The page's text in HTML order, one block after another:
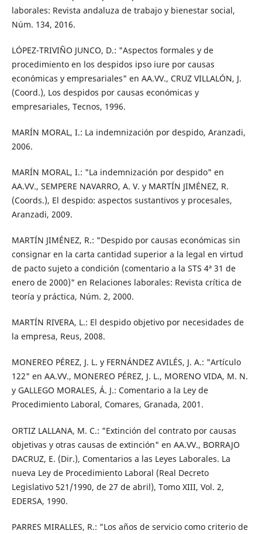
laborales: Revista andaluza de trabajo y bienestar social,
Núm. 134, 2016.
LÓPEZ-TRIVIÑO JUNCO, D.: "Aspectos formales y de
procedimiento en los despidos ipso iure por causas
económicas y empresariales" en AA.VV., CRUZ VILLALÓN, J.
(Coord.), Los despidos por causas económicas y
empresariales, Tecnos, 1996.
MARÍN MORAL, I.: La indemnización por despido, Aranzadi,
2006.
MARÍN MORAL, I.: "La indemnización por despido" en
AA.VV., SEMPERE NAVARRO, A. V. y MARTÍN JIMÉNEZ, R.
(Coords.), El despido: aspectos sustantivos y procesales,
Aranzadi, 2009.
MARTÍN JIMÉNEZ, R.: "Despido por causas económicas sin
consignar en la carta cantidad superior a la legal en virtud
de pacto sujeto a condición (comentario a la STS 4ª 31 de
enero de 2000)" en Relaciones laborales: Revista crítica de
teoría y práctica, Núm. 2, 2000.
MARTÍN RIVERA, L.: El despido objetivo por necesidades de
la empresa, Reus, 2008.
MONEREO PÉREZ, J. L. y FERNÁNDEZ AVILÉS, J. A.: "Artículo
122" en AA.VV., MONEREO PÉREZ, J. L., MORENO VIDA, M. N.
y GALLEGO MORALES, Á. J.: Comentario a la Ley de
Procedimiento Laboral, Comares, Granada, 2001.
ORTIZ LALLANA, M. C.: "Extinción del contrato por causas
objetivas y otras causas de extinción" en AA.VV., BORRAJO
DACRUZ, E. (Dir.), Comentarios a las Leyes Laborales. La
nueva Ley de Procedimiento Laboral (Real Decreto
Legislativo 521/1990, de 27 de abril), Tomo XIII, Vol. 2,
EDERSA, 1990.
PARRES MIRALLES, R.: "Los años de servicio como criterio de